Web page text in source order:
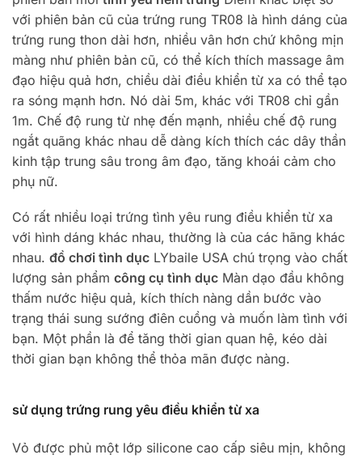
với phiên bản cũ của trứng rung TR08 là hình dáng của
trứng rung thon dài hơn, nhiều vân hơn chứ không mịn
màng như phiên bản cũ, có thể kích thích massage âm
đạo hiệu quả hơn, chiều dài điều khiển từ xa có thể tạo
ra sóng mạnh hơn. Nó dài 5m, khác với TR08 chỉ gần
1m. Chế độ rung từ nhẹ đến mạnh, nhiều chế độ rung
ngắt quãng khác nhau dễ dàng kích thích các dây thần
kinh tập trung sâu trong âm đạo, tăng khoái cảm cho
phụ nữ.
Có rất nhiều loại trứng tình yêu rung điều khiển từ xa
với hình dáng khác nhau, thường là của các hãng khác
nhau. đồ chơi tình dục LYbaile USA chú trọng vào chất
lượng sản phẩm công cụ tình dục Màn dạo đầu không
thấm nước hiệu quả, kích thích nàng dần bước vào
trạng thái sung sướng điên cuồng và muốn làm tình với
bạn. Một phần là để tăng thời gian quan hệ, kéo dài
thời gian bạn không thể thỏa mãn được nàng.
sử dụng trứng rung yêu điều khiển từ xa
Vỏ được phủ một lớp silicone cao cấp siêu mịn, không